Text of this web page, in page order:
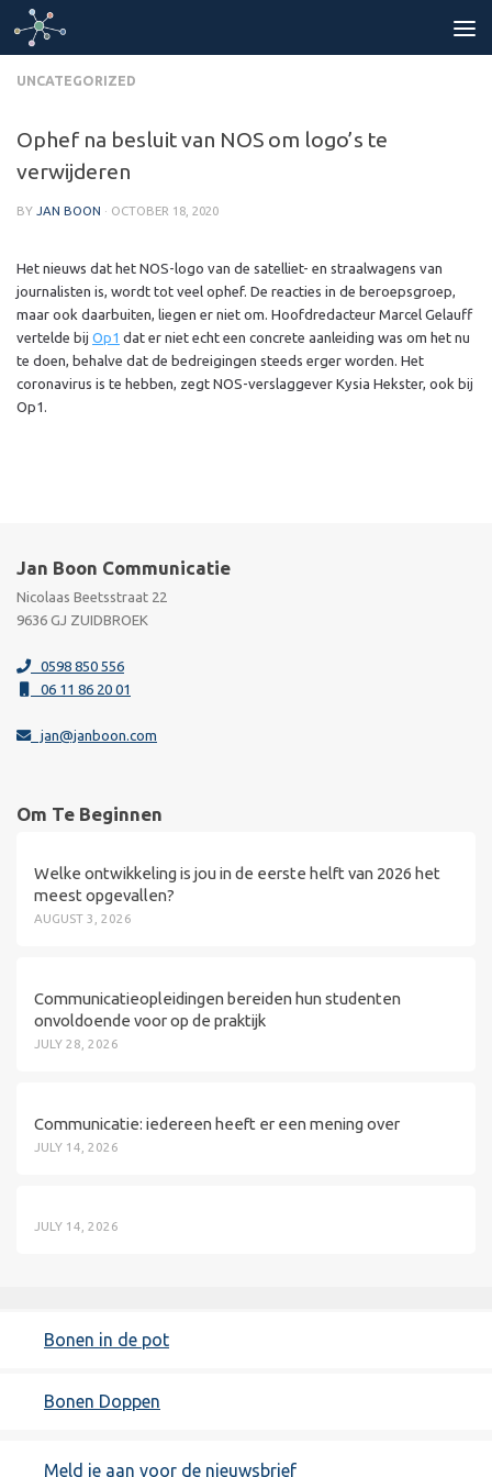
Skip to content
UNCATEGORIZED
Ophef na besluit van NOS om logo’s te
verwijderen
BY JAN BOON · OCTOBER 18, 2020
Het nieuws dat het NOS-logo van de satelliet- en straalwagens van
journalisten is, wordt tot veel ophef. De reacties in de beroepsgroep,
maar ook daarbuiten, liegen er niet om. Hoofdredacteur Marcel Gelauff
vertelde bij Op1 dat er niet echt een concrete aanleiding was om het nu
te doen, behalve dat de bedreigingen steeds erger worden. Het
coronavirus is te hebben, zegt NOS-verslaggever Kysia Hekster, ook bij
Op1.
Jan Boon Communicatie
Nicolaas Beetsstraat 22
9636 GJ ZUIDBROEK
0598 850 556
06 11 86 20 01
jan@janboon.com
Om Te Beginnen
Welke ontwikkeling is jou in de eerste helft van 2026 het
meest opgevallen?
AUGUST 3, 2026
Communicatieopleidingen bereiden hun studenten
onvoldoende voor op de praktijk
JULY 28, 2026
Communicatie: iedereen heeft er een mening over
JULY 14, 2026
JULY 14, 2026
Bonen in de pot
Bonen Doppen
Meld je aan voor de nieuwsbrief